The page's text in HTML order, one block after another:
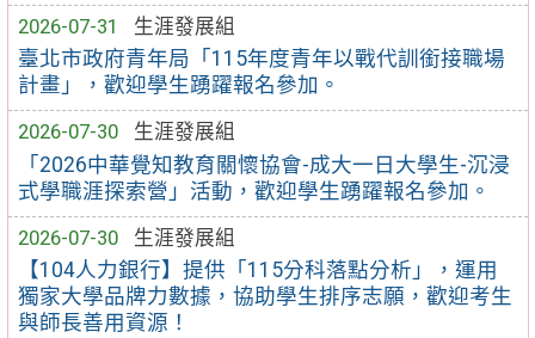
2026-07-31
生涯發展組
臺北市政府青年局「115年度青年以戰代訓銜接職場
計畫」，歡迎學生踴躍報名參加。
2026-07-30
生涯發展組
「2026中華覺知教育關懷協會-成大一日大學生-沉浸
式學職涯探索營」活動，歡迎學生踴躍報名參加。
2026-07-30
生涯發展組
【104人力銀行】提供「115分科落點分析」，運用
獨家大學品牌力數據，協助學生排序志願，歡迎考生
與師長善用資源！